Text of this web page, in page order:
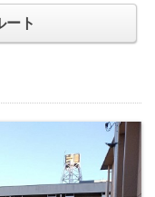
ート